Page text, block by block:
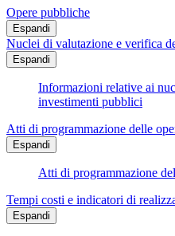
Opere pubbliche
Espandi
Nuclei di valutazione e verifica
Espandi
Informazioni relative ai
investimenti pubblici
Atti di programmazione delle
Espandi
Atti di programmazione
Tempi costi e indicatori di
Espandi